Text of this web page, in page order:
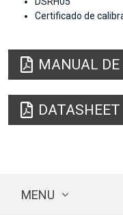
Certificado de
MANUAL DE
DATASHEET
MENU